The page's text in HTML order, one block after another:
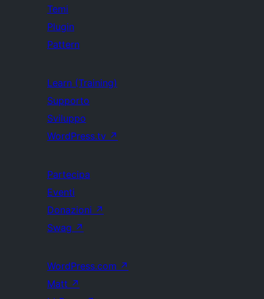
Temi
Plugin
Pattern
Learn (Training)
Supporto
Sviluppo
WordPress.tv ↗
Partecipa
Eventi
Donazioni ↗
Swag ↗
WordPress.com ↗
Matt ↗